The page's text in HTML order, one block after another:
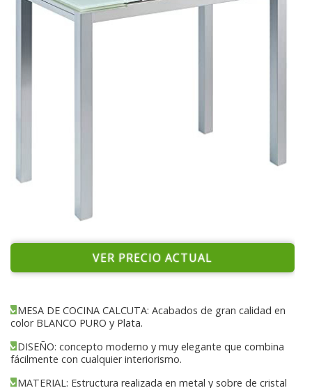
VER PRECIO ACTUAL
MESA DE COCINA CALCUTA: Acabados de gran calidad en
color BLANCO PURO y Plata.
DISEÑO: concepto moderno y muy elegante que combina
fácilmente con cualquier interiorismo.
MATERIAL: Estructura realizada en metal y sobre de cristal